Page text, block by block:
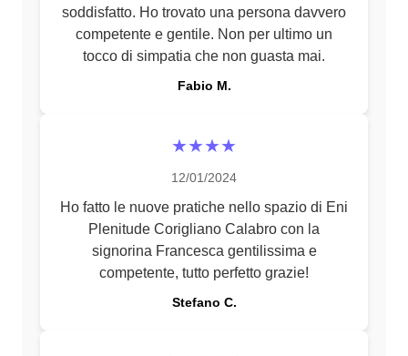
soddisfatto. Ho trovato una persona davvero
competente e gentile. Non per ultimo un
tocco di simpatia che non guasta mai.
Fabio M.
★★★★
12/01/2024
Ho fatto le nuove pratiche nello spazio di Eni
Plenitude Corigliano Calabro con la
signorina Francesca gentilissima e
competente, tutto perfetto grazie!
Stefano C.